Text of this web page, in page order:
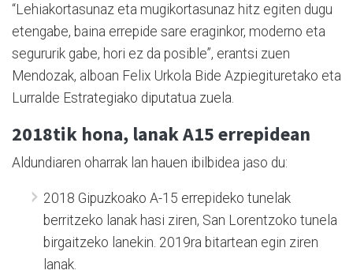
“Lehiakortasunaz eta mugikortasunaz hitz egiten dugu
etengabe, baina errepide sare eraginkor, moderno eta
segururik gabe, hori ez da posible”, erantsi zuen
Mendozak, alboan Felix Urkola Bide Azpiegituretako eta
Lurralde Estrategiako diputatua zuela.
2018tik hona, lanak A15 errepidean
Aldundiaren oharrak lan hauen ibilbidea jaso du:
2018 Gipuzkoako A-15 errepideko tunelak
berritzeko lanak hasi ziren, San Lorentzoko tunela
birgaitzeko lanekin. 2019ra bitartean egin ziren
lanak.